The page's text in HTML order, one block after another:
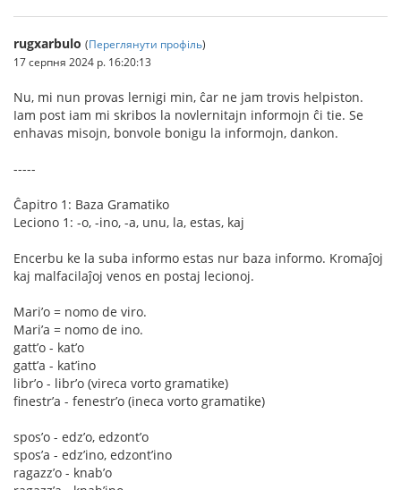
rugxarbulo (Переглянути профіль)
17 серпня 2024 р. 16:20:13
Nu, mi nun provas lernigi min, ĉar ne jam trovis helpiston.
Iam post iam mi skribos la novlernitajn informojn ĉi tie. Se
enhavas misojn, bonvole bonigu la informojn, dankon.
-----
Ĉapitro 1: Baza Gramatiko
Leciono 1: -o, -ino, -a, unu, la, estas, kaj
Encerbu ke la suba informo estas nur baza informo. Kromaĵoj
kaj malfacilaĵoj venos en postaj lecionoj.
Mari’o = nomo de viro.
Mari’a = nomo de ino.
gatt’o - kat’o
gatt’a - kat’ino
libr’o - libr’o (vireca vorto gramatike)
finestr’a - fenestr’o (ineca vorto gramatike)
spos’o - edz’o, edzont’o
spos’a - edz’ino, edzont’ino
ragazz’o - knab’o